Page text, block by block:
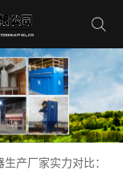
生产厂家实力对比：